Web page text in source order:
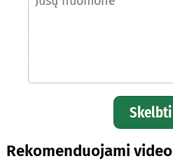
Skelbti
Rekomenduojami video